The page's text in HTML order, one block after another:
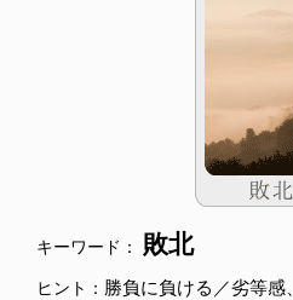
キーワード： 敗北
ヒント： 勝負に負ける／劣等感